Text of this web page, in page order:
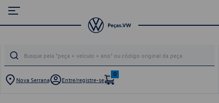
Nova Serrana Entre/registre-se
0